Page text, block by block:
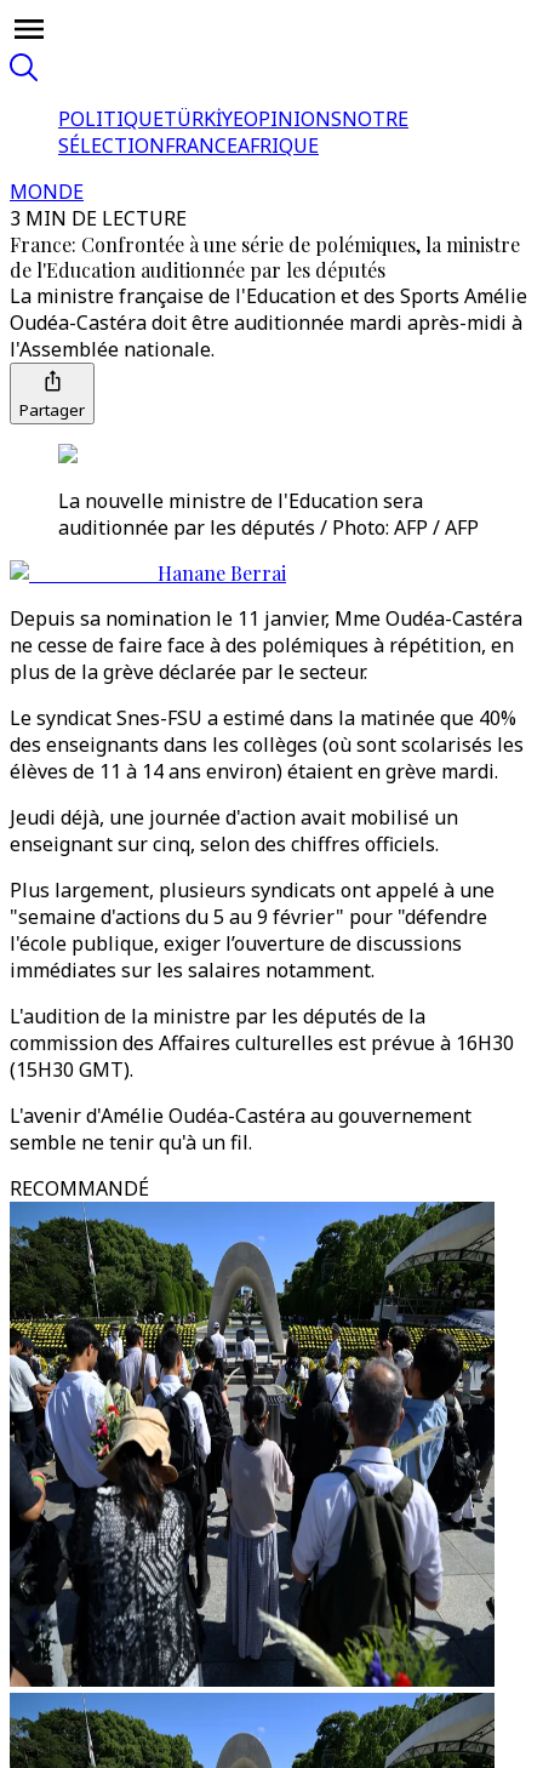
POLITIQUETÜRKİYEOPINIONSNOTRE
SÉLECTIONFRANCEAFRIQUE
MONDE
3 MIN DE LECTURE
France: Confrontée à une série de polémiques, la ministre
de l'Education auditionnée par les députés
La ministre française de l'Education et des Sports Amélie
Oudéa-Castéra doit être auditionnée mardi après-midi à
l'Assemblée nationale.
Partager
La nouvelle ministre de l'Education sera
auditionnée par les députés / Photo: AFP / AFP
Hanane Berrai
Depuis sa nomination le 11 janvier, Mme Oudéa-Castéra
ne cesse de faire face à des polémiques à répétition, en
plus de la grève déclarée par le secteur.
Le syndicat Snes-FSU a estimé dans la matinée que 40%
des enseignants dans les collèges (où sont scolarisés les
élèves de 11 à 14 ans environ) étaient en grève mardi.
Jeudi déjà, une journée d'action avait mobilisé un
enseignant sur cinq, selon des chiffres officiels.
Plus largement, plusieurs syndicats ont appelé à une
"semaine d'actions du 5 au 9 février" pour "défendre
l'école publique, exiger l’ouverture de discussions
immédiates sur les salaires notamment.
L'audition de la ministre par les députés de la
commission des Affaires culturelles est prévue à 16H30
(15H30 GMT).
L'avenir d'Amélie Oudéa-Castéra au gouvernement
semble ne tenir qu'à un fil.
RECOMMANDÉ